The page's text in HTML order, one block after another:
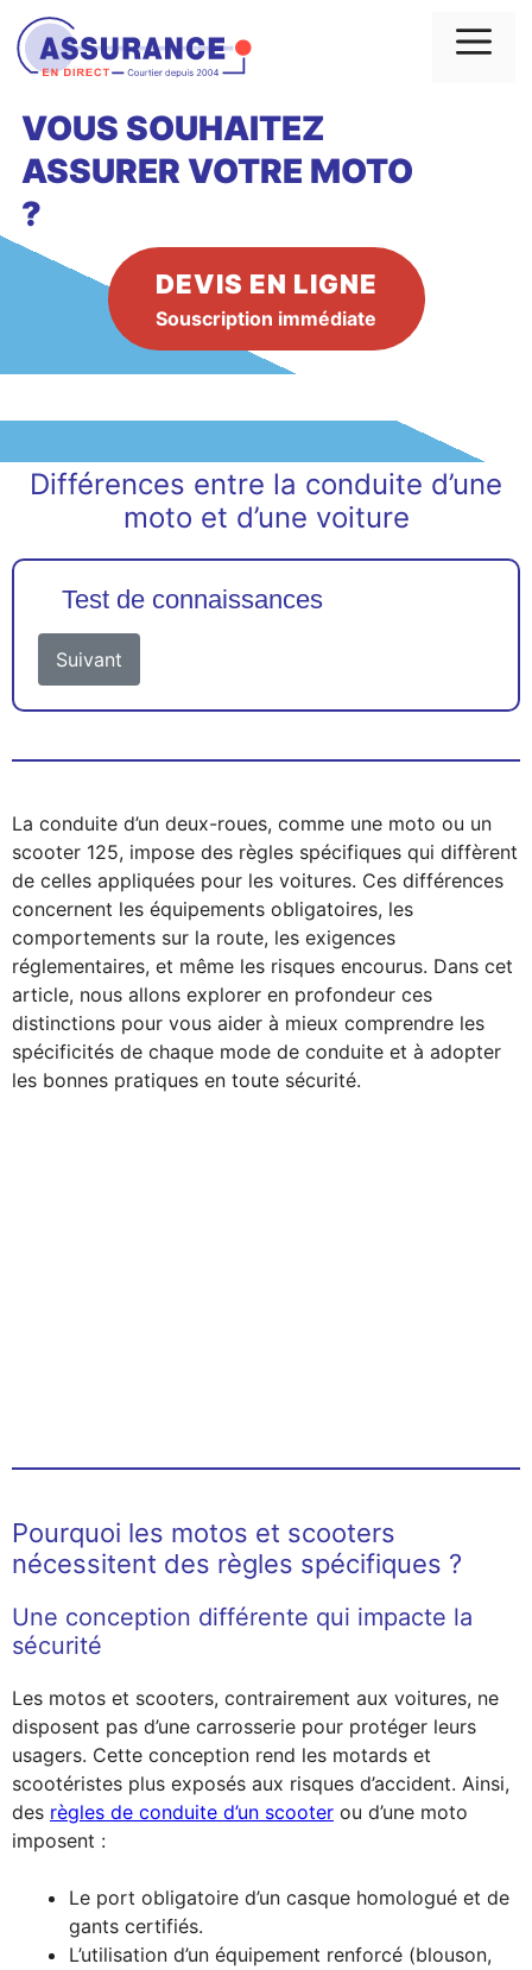
Aller
au
contenu
VOUS SOUHAITEZ
ASSURER VOTRE MOTO
?
DEVIS EN LIGNE
Souscription immédiate
Différences entre la conduite d’une
moto et d’une voiture
Test de connaissances
Suivant
La conduite d’un deux-roues, comme une moto ou un
scooter 125, impose des règles spécifiques qui diffèrent
de celles appliquées pour les voitures. Ces différences
concernent les équipements obligatoires, les
comportements sur la route, les exigences
réglementaires, et même les risques encourus. Dans cet
article, nous allons explorer en profondeur ces
distinctions pour vous aider à mieux comprendre les
spécificités de chaque mode de conduite et à adopter
les bonnes pratiques en toute sécurité.
Pourquoi les motos et scooters
nécessitent des règles spécifiques ?
Une conception différente qui impacte la
sécurité
Les motos et scooters, contrairement aux voitures, ne
disposent pas d’une carrosserie pour protéger leurs
usagers. Cette conception rend les motards et
scootéristes plus exposés aux risques d’accident. Ainsi,
des règles de conduite d’un scooter ou d’une moto
imposent :
Le port obligatoire d’un casque homologué et de
gants certifiés.
L’utilisation d’un équipement renforcé (blouson,